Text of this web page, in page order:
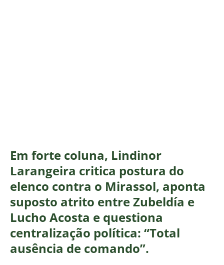
Em forte coluna, Lindinor
Larangeira critica postura do
elenco contra o Mirassol, aponta
suposto atrito entre Zubeldía e
Lucho Acosta e questiona
centralização política: “Total
ausência de comando”.